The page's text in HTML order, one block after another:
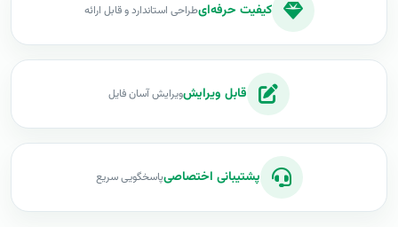
کیفیت حرفه‌ایطراحی استاندارد و قابل ارائه
قابل ویرایشویرایش آسان فایل
پشتیبانی اختصاصیپاسخگویی سریع